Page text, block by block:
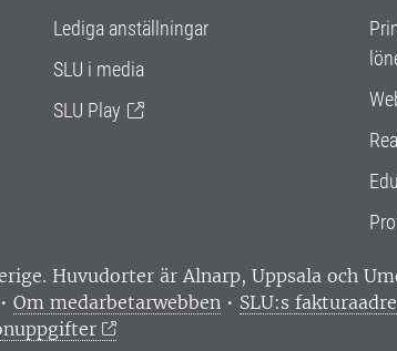
Lediga anställningar
SLU i media
SLU Play
Huvudorter är Alnarp, Uppsala och
Om medarbetarwebben • SLU:s